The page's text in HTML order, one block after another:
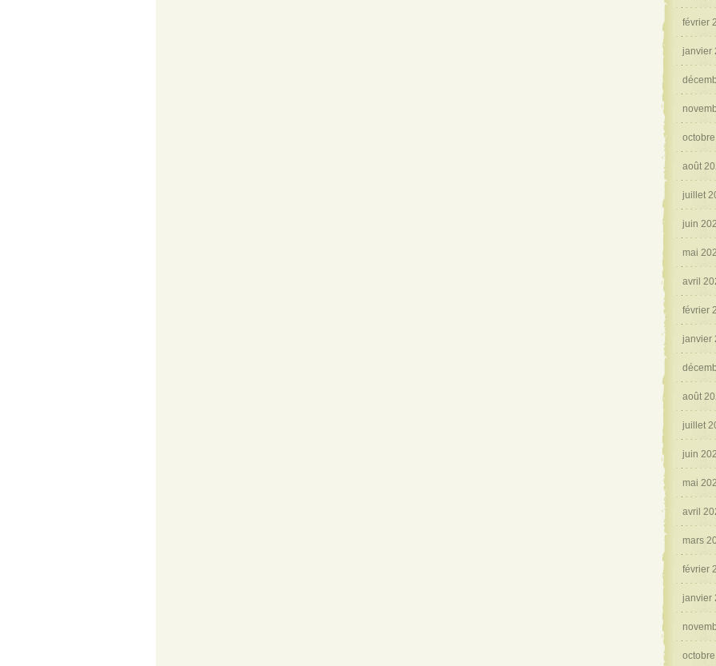
février
janvier
août
juillet
juin
mai
avril
février
janvier
août
juillet
juin
mai
avril
mars
février
janvier